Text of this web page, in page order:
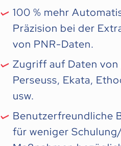
100 % mehr
Präzision bei der
von PNR-Daten.
Zugriff auf Daten
Perseuss, Ekata,
usw.
Benutzerfreundliche
für weniger